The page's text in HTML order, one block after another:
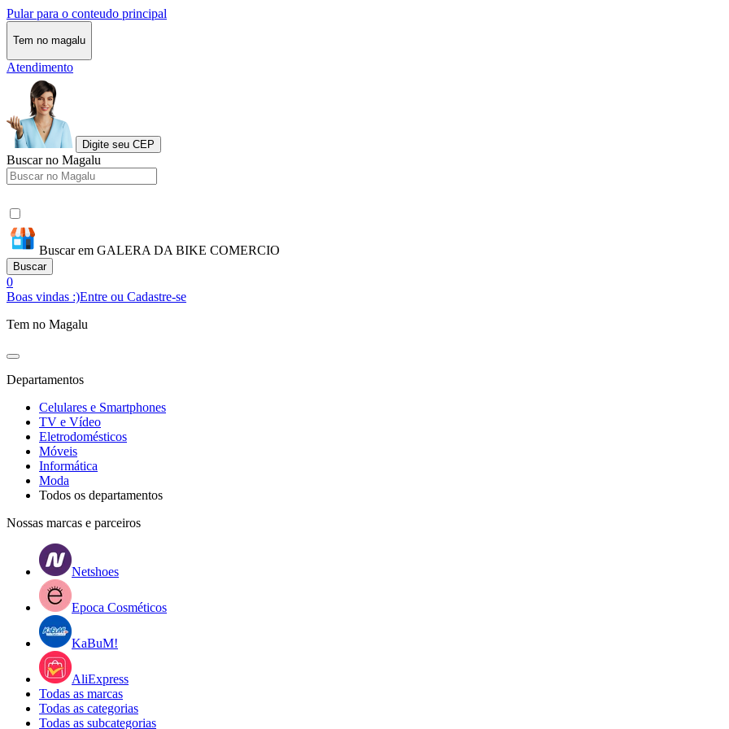
Pular para o conteudo principal
Tem no magalu
Atendimento
Digite seu CEP
Buscar no Magalu
Buscar em GALERA DA BIKE COMERCIO
Buscar
0
Boas vindas :)Entre ou Cadastre-se
Tem no Magalu
Departamentos
Celulares e Smartphones
TV e Vídeo
Eletrodomésticos
Móveis
Informática
Moda
Todos os departamentos
Nossas marcas e parceiros
Netshoes
Epoca Cosméticos
KaBuM!
AliExpress
Todas as marcas
Todas as categorias
Todas as subcategorias